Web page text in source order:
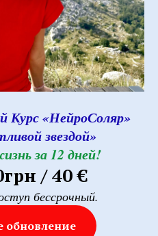
Курс «НейроСоляр»
звездой»
за 12 дней!
/ 40 €
бессрочный.
обновление